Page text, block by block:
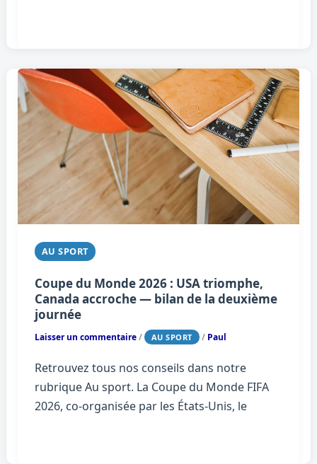
AU SPORT
Coupe du Monde 2026 : USA triomphe,
Canada accroche — bilan de la deuxième
journée
Laisser un commentaire/ AU SPORT / Paul
Retrouvez tous nos conseils dans notre
rubrique Au sport. La Coupe du Monde FIFA
2026, co-organisée par les États-Unis, le